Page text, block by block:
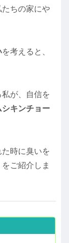
ちの家にや
を考えると、
が、自信を
シキンチョー
時に臭いを
ご紹介しま